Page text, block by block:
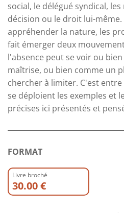
social, le délégué syndical,
décision ou le droit lui-
appréhender la nature, les
fait émerger deux
l'absence peut se voir ou
maîtrise, ou bien comme un
chercher à limiter. C'est
se déploient les exemples et
précises ici présentés et
FORMAT
Livre broché
30.00 €